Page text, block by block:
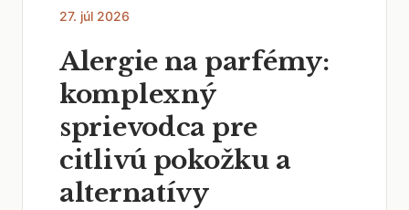
27. júl 2026
Alergie na parfémy:
komplexný
sprievodca pre
citlivú pokožku a
alternatívy